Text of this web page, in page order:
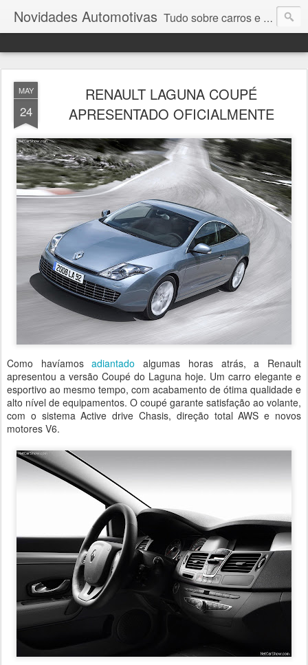
Novidades Automotivas Tudo sobre carros e motores
MAY
24
RENAULT LAGUNA COUPÉ
APRESENTADO OFICIALMENTE
Como havíamosadiantado algumas horas atrás, a Renault
apresentou a versão Coupé do Laguna hoje. Um carro elegante e
esportivo ao mesmo tempo, com acabamento de ótima qualidade e
alto nível de equipamentos. O coupé garante satisfação ao volante,
com o sistema Active drive Chasis, direção total AWS e novos
motores V6.